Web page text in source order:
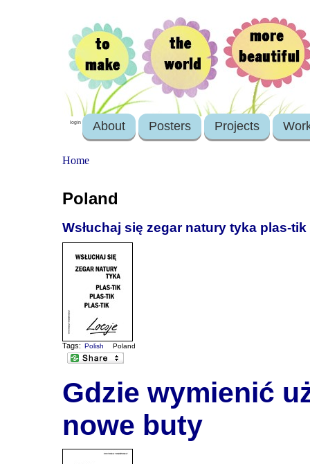
login About Posters Projects
Home
Poland
Wsłuchaj się zegar natury tyka plas-
Tags: Polish Poland
Gdzie wymienić
nowe buty